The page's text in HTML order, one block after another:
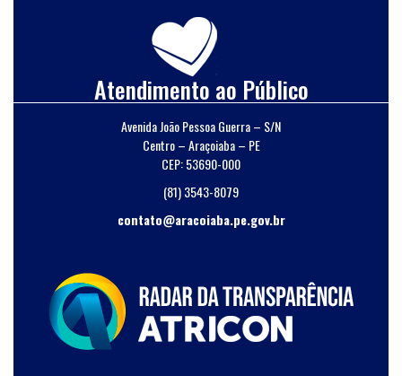
Atendimento ao Público
Avenida João Pessoa Guerra – S/N
Centro – Araçoiaba – PE
CEP: 53690-000
(81) 3543-8079
contato@aracoiaba.pe.gov.br